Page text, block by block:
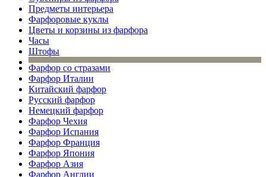
Предметы интерьера
Фарфоровые куклы
Цветы и корзины из фарфора
Часы
Штофы
Фарфор со стразами
Фарфор Италии
Китайский фарфор
Русский фарфор
Немецкий фарфор
Фарфор Чехия
Фарфор Испания
Фарфор Франция
Фарфор Япония
Фарфор Азия
Фарфор Англии